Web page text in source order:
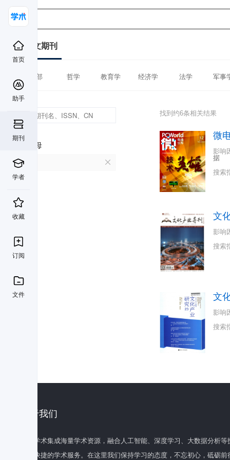
首页
助手
期刊
学者
收藏
订阅
文件
中文期刊
全部 哲学 教育学 经济学 法学 军事
首字母
W
找到约6条相关结果
微
影响
据
搜索
文
影响
搜索
文
影响
搜索
关于我们
百度学术集成海量学术资源，融合人工智能、深度学习、大数据分析
全面快捷的学术服务。在这里我们保持学习的态度，不忘初心，砥砺前